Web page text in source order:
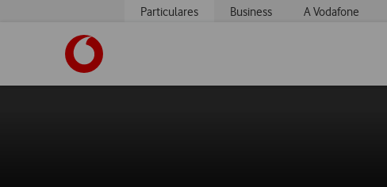
Particulares Business A Vodafone